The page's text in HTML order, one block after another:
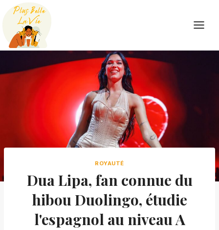
Skip
content
ROYAUTÉ
Dua Lipa, fan connue du
hibou Duolingo, étudie
l'espagnol au niveau A